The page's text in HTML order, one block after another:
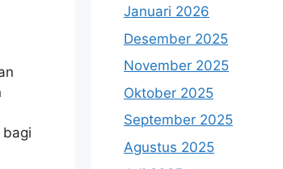
Januari 2026
Desember 2025
November 2025
Oktober 2025
September 2025
Agustus 2025